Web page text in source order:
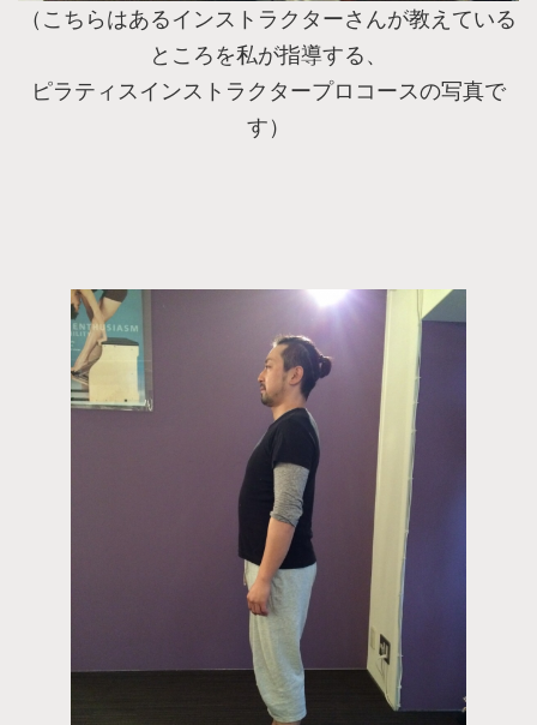
（こちらはあるインストラクターさんが教えている
ところを私が指導する、
ピラティスインストラクタープロコースの写真で
す）